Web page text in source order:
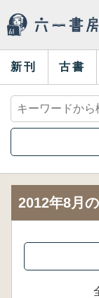
新刊 古書
2012年8月